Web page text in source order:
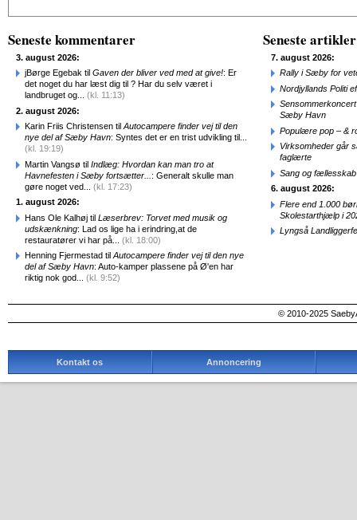
Seneste kommentarer
3. august 2026:
jBørge Egebak til Gaven der bliver ved med at give!: Er
det noget du har læst dig til ? Har du selv været i
landbruget og... (kl. 11:13)
2. august 2026:
Karin Friis Christensen til Autocampere finder vej til den
nye del af Sæby Havn: Syntes det er en trist udvikling til...
(kl. 19:19)
Martin Vangsø til Indlæg: Hvordan kan man tro at
Havnefesten i Sæby fortsætter... : Generalt skulle man
gøre noget ved... (kl. 17:23)
1. august 2026:
Hans Ole Kalhøj til Læserbrev: Torvet med musik og
udskænkning: Lad os lige ha i erindring,at de
restauratører vi har på... (kl. 18:00)
Henning Fjermestad til Autocampere finder vej til den nye
del af Sæby Havn: Auto-kamper plassene på Ø'en har
riktig nok god... (kl. 9:52)
Seneste artikler
7. august 2026:
Rally i Sæby for
Nordjyllands Politi
Sæby Havn
Populære pop – &
Virksomheder går
faglærte
Sang og
6. august 2026:
Flere end 1.000
Skolestarthjælp i
Lyngså
© 2010-2025
Kontakt os Annoncering